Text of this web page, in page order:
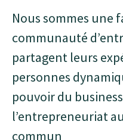
Nous sommes une
communauté
partagent leurs
personnes
pouvoir du
l’entrepreneuriat
commun